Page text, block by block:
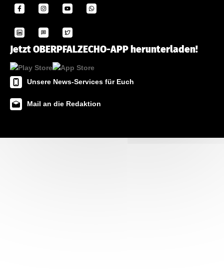
Jetzt OBERPFALZECHO-APP herunterladen!
Unsere News-Services für Euch
Mail an die Redaktion